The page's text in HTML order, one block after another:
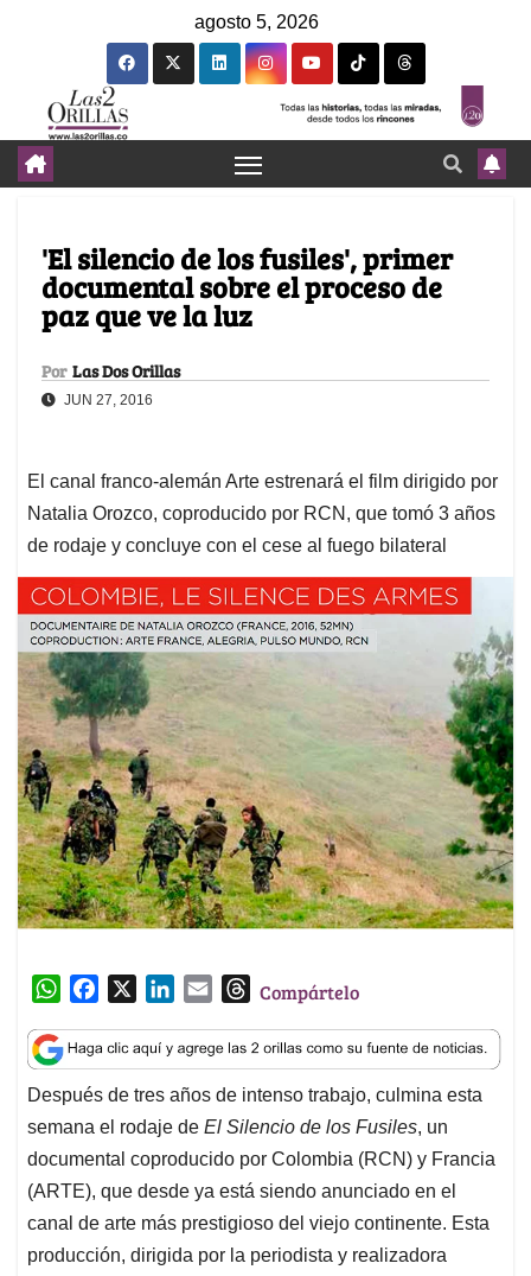
agosto 5, 2026
'El silencio de los fusiles', primer
documental sobre el proceso de
paz que ve la luz
Por Las Dos Orillas
JUN 27, 2016
El canal franco-alemán Arte estrenará el film dirigido por
Natalia Orozco, coproducido por RCN, que tomó 3 años
de rodaje y concluye con el cese al fuego bilateral
W
a
t
s
A
p
p
c
e
b
o
o
k
n
k
e
d
I
n
a
i
l
T
r
e
a
d
s
Compártelo
Después de tres años de intenso trabajo, culmina esta
semana el rodaje de El Silencio de los Fusiles, un
documental coproducido por Colombia (RCN) y Francia
(ARTE), que desde ya está siendo anunciado en el
canal de arte más prestigioso del viejo continente. Esta
producción, dirigida por la periodista y realizadora